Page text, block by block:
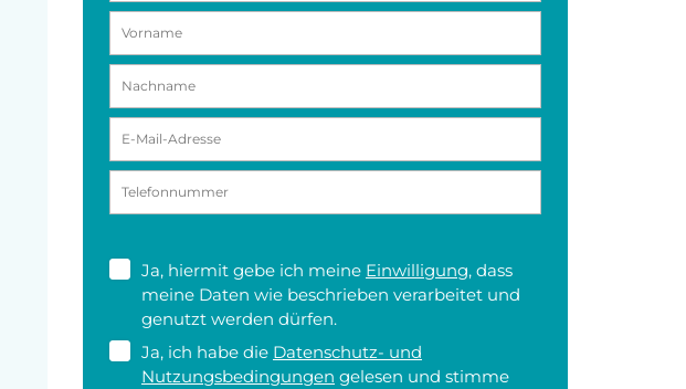
Ja, hiermit gebe ich meine Einwilligung, dass
meine Daten wie beschrieben verarbeitet und
genutzt werden dürfen.
Ja, ich habe die Datenschutz- und
Nutzungsbedingungen gelesen und stimme